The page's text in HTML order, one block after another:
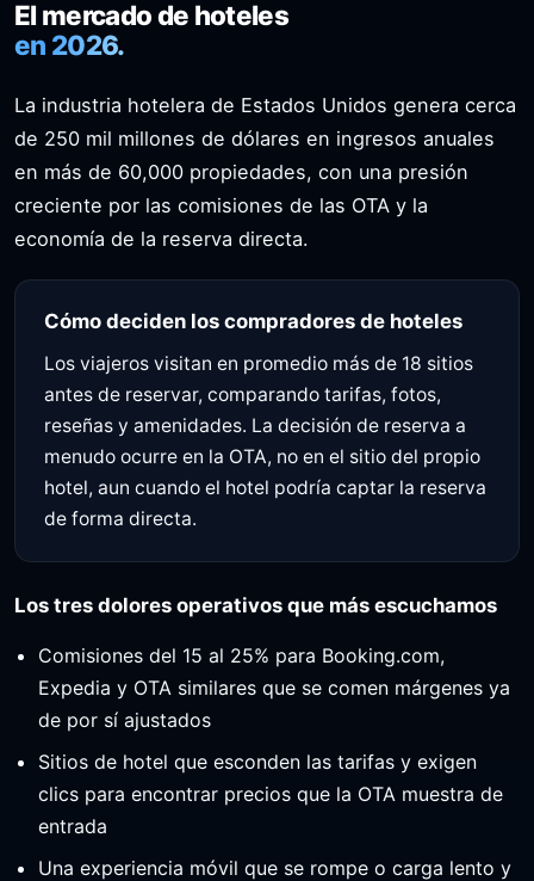
El mercado de hoteles
en 2026.
La industria hotelera de Estados Unidos genera cerca
de 250 mil millones de dólares en ingresos anuales
en más de 60,000 propiedades, con una presión
creciente por las comisiones de las OTA y la
economía de la reserva directa.
Cómo deciden los compradores de hoteles
Los viajeros visitan en promedio más de 18 sitios
antes de reservar, comparando tarifas, fotos,
reseñas y amenidades. La decisión de reserva a
menudo ocurre en la OTA, no en el sitio del propio
hotel, aun cuando el hotel podría captar la reserva
de forma directa.
Los tres dolores operativos que más escuchamos
Comisiones del 15 al 25% para Booking.com,
Expedia y OTA similares que se comen márgenes ya
de por sí ajustados
Sitios de hotel que esconden las tarifas y exigen
clics para encontrar precios que la OTA muestra de
entrada
Una experiencia móvil que se rompe o carga lento y